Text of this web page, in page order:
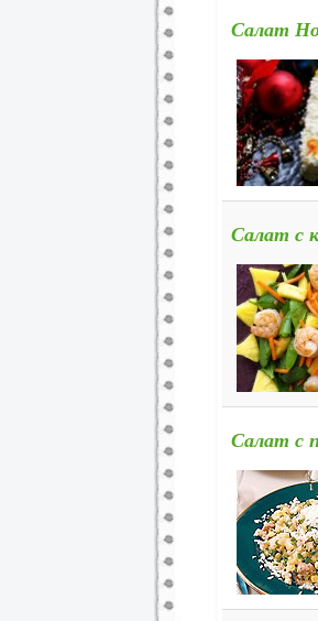
Салат
Салат с
Салат с